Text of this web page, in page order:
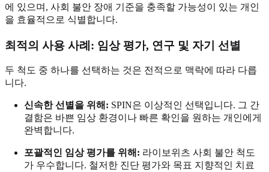
에 있으며, 사회 불안 장애 기준을 충족할 가능성이 있는 개인
을 효율적으로 식별합니다.
최적의 사용 사례: 임상 평가, 연구 및 자기 선별
두 척도 중 하나를 선택하는 것은 전적으로 맥락에 따라 다릅
니다.
신속한 선별을 위해: SPIN은 이상적인 선택입니다. 그 간
결함은 바쁜 임상 환경이나 빠른 확인을 원하는 개인에게
완벽합니다.
포괄적인 임상 평가를 위해: 라이보위츠 사회 불안 척도
가 우수합니다. 철저한 진단 평가와 목표 지향적인 치료